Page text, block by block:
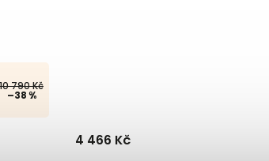
5 955 Kč
–25 %
od10 690 Kč